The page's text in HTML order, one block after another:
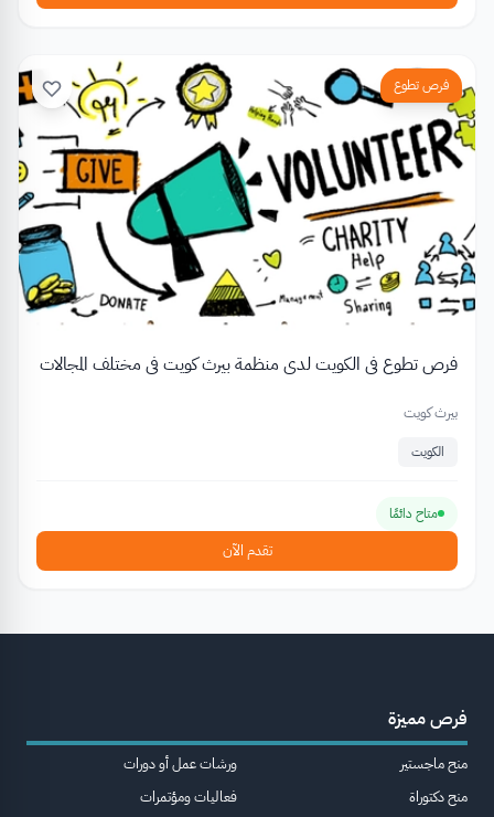
فرص تطوع
فرص تطوع في الكويت لدى منظمة بيرث كويت في مختلف المجالات
بيرث كويت
الكويت
متاح دائمًا
تقدم الآن
فرص مميزة
منح ماجستير
منح دكتوراة
ورشات عمل أو دورات
فعاليات ومؤتمرات